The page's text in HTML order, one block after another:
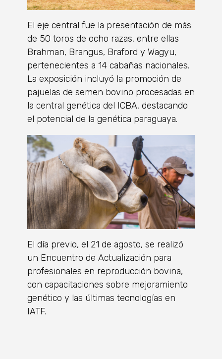
El eje central fue la presentación de más
de 50 toros de ocho razas, entre ellas
Brahman, Brangus, Braford y Wagyu,
pertenecientes a 14 cabañas nacionales.
La exposición incluyó la promoción de
pajuelas de semen bovino procesadas en
la central genética del ICBA, destacando
el potencial de la genética paraguaya.
El día previo, el 21 de agosto, se realizó
un Encuentro de Actualización para
profesionales en reproducción bovina,
con capacitaciones sobre mejoramiento
genético y las últimas tecnologías en
IATF.